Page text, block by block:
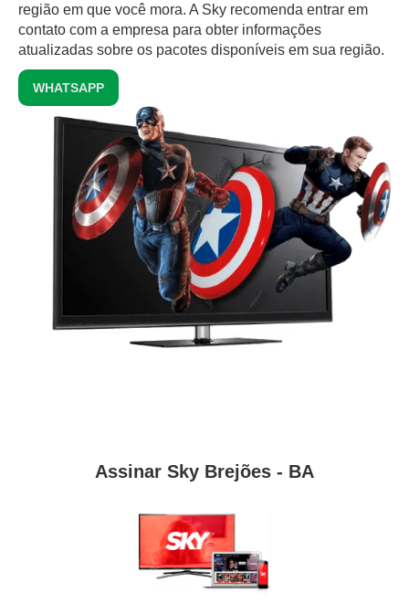
região em que você mora. A Sky recomenda entrar em
contato com a empresa para obter informações
atualizadas sobre os pacotes disponíveis em sua região.
WHATSAPP
Assinar Sky Brejões - BA